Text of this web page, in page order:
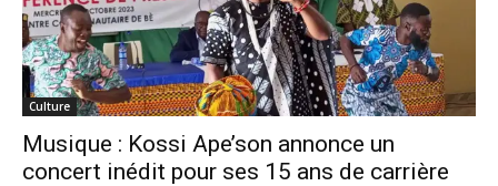
Culture
Musique : Kossi Ape’son annonce un
concert inédit pour ses 15 ans de carrière